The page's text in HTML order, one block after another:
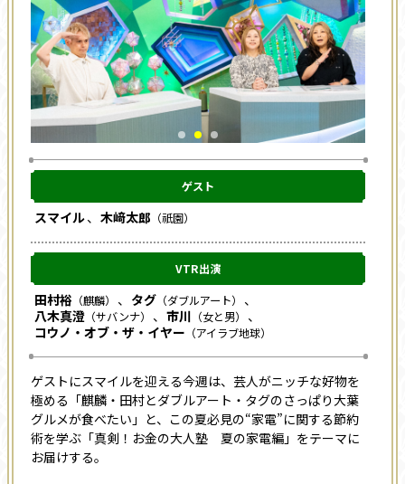
ゲスト
スマイル 木﨑太郎 （祇園）
VTR出演
田村裕 （麒麟） タグ（ダブルアート）
八木真澄（サバンナ） 市川 （女と男）
コウノ・オブ・ザ・イヤー （アイラブ地球）
ゲストにスマイルを迎える今週は、芸人がニッチな好物を
極める「麒麟・田村とダブルアート・タグのさっぱり大葉
グルメが食べたい」と、この夏必見の“家電”に関する節約
術を学ぶ「真剣！お金の大人塾 夏の家電編」をテーマに
お届けする。